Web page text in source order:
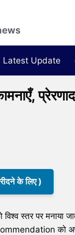
Latest Update
के लिए )
स्तर पर मनाया
को